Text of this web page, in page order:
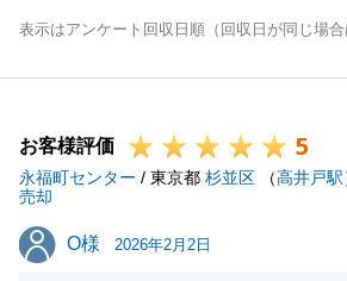
表示はアンケート回収日順（回収日が同じ場合
お客様評価 5
永福町センター / 東京都 杉並区 （高井戸駅
売却
O様
O様 2026年2月2日